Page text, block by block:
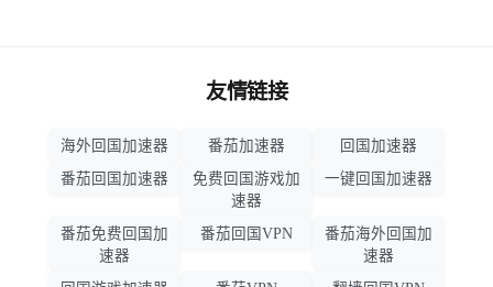
友情链接
海外回国加速器 番茄加速器
回国加速器
番茄回国加速器
免费回国游戏加
速器
一键回国加速器
番茄免费回国加
速器
番茄回国VPN
番茄海外回国加
速器